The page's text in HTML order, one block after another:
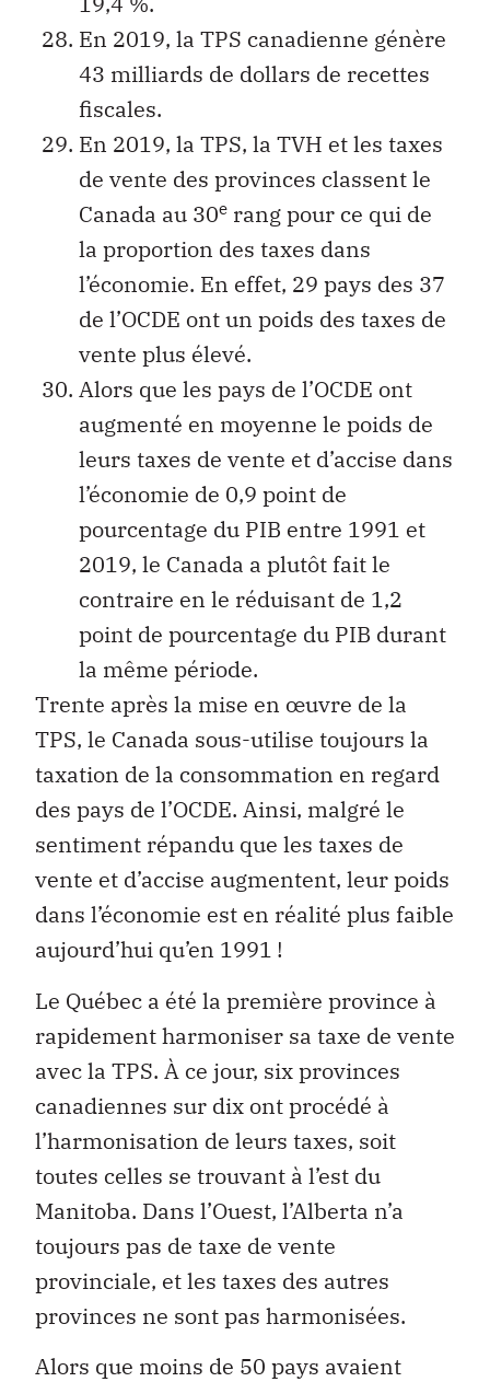
En 2019, la TPS canadienne génère
43 milliards de dollars de recettes
fiscales.
En 2019, la TPS, la TVH et les taxes
de vente des provinces classent le
Canada au 30e rang pour ce qui de
la proportion des taxes dans
l’économie. En effet, 29 pays des 37
de l’OCDE ont un poids des taxes de
vente plus élevé.
Alors que les pays de l’OCDE ont
augmenté en moyenne le poids de
leurs taxes de vente et d’accise dans
l’économie de 0,9 point de
pourcentage du PIB entre 1991 et
2019, le Canada a plutôt fait le
contraire en le réduisant de 1,2
point de pourcentage du PIB durant
la même période.
Trente après la mise en œuvre de la
TPS, le Canada sous-utilise toujours la
taxation de la consommation en regard
des pays de l’OCDE. Ainsi, malgré le
sentiment répandu que les taxes de
vente et d’accise augmentent, leur poids
dans l’économie est en réalité plus faible
aujourd’hui qu’en 1991 !
Le Québec a été la première province à
rapidement harmoniser sa taxe de vente
avec la TPS. À ce jour, six provinces
canadiennes sur dix ont procédé à
l’harmonisation de leurs taxes, soit
toutes celles se trouvant à l’est du
Manitoba. Dans l’Ouest, l’Alberta n’a
toujours pas de taxe de vente
provinciale, et les taxes des autres
provinces ne sont pas harmonisées.
Alors que moins de 50 pays avaient